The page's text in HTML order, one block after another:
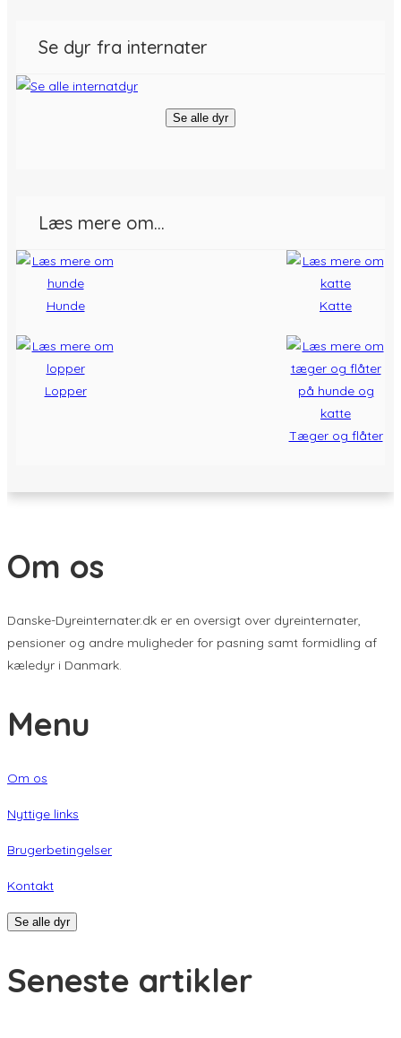
Se dyr fra internater
Se alle dyr
Læs mere om…
Hunde Katte
Lopper
Tæger og flåter
Om os
Danske-Dyreinternater.dk er en oversigt over dyreinternater,
pensioner og andre muligheder for pasning samt formidling af
kæledyr i Danmark.
Menu
Om os
Nyttige links
Brugerbetingelser
Kontakt
Se alle dyr
Seneste artikler